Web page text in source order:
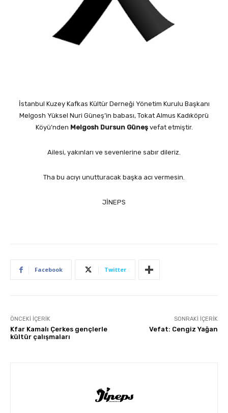
İstanbul Kuzey Kafkas Kültür Derneği Yönetim Kurulu Başkanı
Melgosh Yüksel Nuri Güneş’in babası, Tokat Almus Kadıköprü
Köyü’nden Melgosh Dursun Güneş vefat etmiştir.
Ailesi, yakınları ve sevenlerine sabır dileriz.
Tha bu acıyı unutturacak başka acı vermesin.
JİNEPS
Facebook Twitter
ÖNCEKI İÇERIK
Kfar Kamalı Çerkes gençlerle
kültür çalışmaları
SONRAKI İÇERIK
Vefat: Cengiz Yağan